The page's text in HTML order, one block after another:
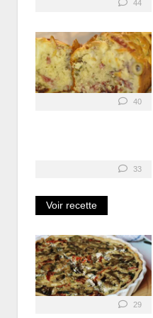
44
40
33
Voir recette
29